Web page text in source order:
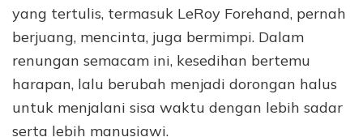
yang tertulis, termasuk LeRoy Forehand, pernah
berjuang, mencinta, juga bermimpi. Dalam
renungan semacam ini, kesedihan bertemu
harapan, lalu berubah menjadi dorongan halus
untuk menjalani sisa waktu dengan lebih sadar
serta lebih manusiawi.